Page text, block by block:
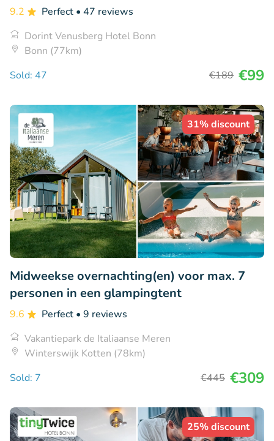
9.2 Perfect • 47 reviews
Dorint Venusberg Hotel Bonn
Bonn (77km)
Sold: 47
€189 €99
31% discount
Midweekse overnachting(en) voor max. 7
personen in een glampingtent
9.6 Perfect • 9 reviews
Vakantiepark de Italiaanse Meren
Winterswijk Kotten (78km)
Sold: 7
€445 €309
25% discount